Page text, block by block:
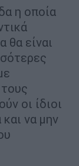
η οποία
θα είναι
οι ίδιοι
να μην